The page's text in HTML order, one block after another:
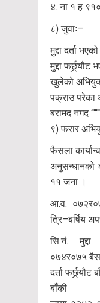
४. ना १ ह
८) जुवाः–
मुद्दा दर्ता भएको
मुद्दा फर्छ्र्यौट
खुलेको अभियुक्त
पक्राउ परेका
बरामद नगद
९) फरार
फैसला
अनुसन्धानको
११ जना ।
आ.व.
त्रि–बर्षिय
सि.नं.
०७४र०७५
दर्ता फर्छ्र्यौट
बाँकी